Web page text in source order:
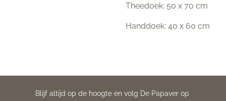
Theedoek: 50 x 70 cm
Handdoek: 40 x 60 cm
Blijf altijd op de hoogte en volg De Papaver op